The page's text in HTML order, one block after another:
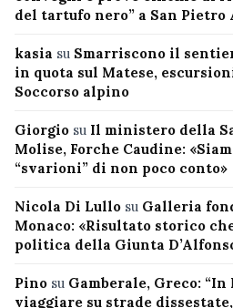
del tartufo nero” a San Pietro
kasia su Smarriscono il
in quota sul Matese,
Soccorso alpino
Giorgio su Il ministero della
Molise, Forche Caudine:
“svarioni” di non poco conto»
Nicola Di Lullo su Galleria
Monaco: «Risultato storico
politica della Giunta
Pino su Gamberale, Greco:
viaggiare su strade